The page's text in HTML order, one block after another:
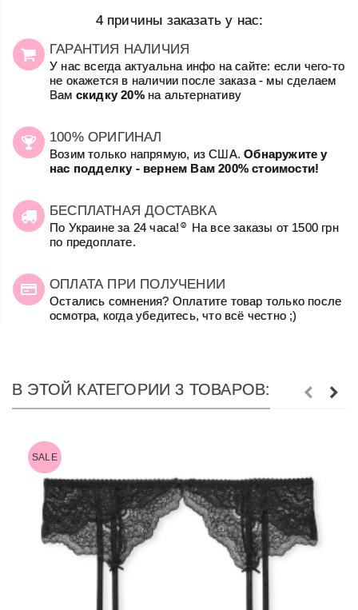
4 причины заказать у нас:
ГАРАНТИЯ НАЛИЧИЯ
У нас всегда актуальна инфо на сайте: если чего-то
не окажется в наличии после заказа - мы сделаем
Вам скидку 20%на альтернативу
100% ОРИГИНАЛ
Возим только напрямую, из США.Обнаружите у
нас подделку - вернем Вам 200% стоимости!
БЕСПЛАТНАЯ ДОСТАВКА
По Украине за 24 часа! ☺
На все заказы от 1500 грн
по предоплате.
ОПЛАТА ПРИ ПОЛУЧЕНИИ
Остались сомнения? Оплатите товар только после
осмотра, когда убедитесь, что всё честно ;)
В ЭТОЙ КАТЕГОРИИ 3 ТОВАРОВ:
SALE